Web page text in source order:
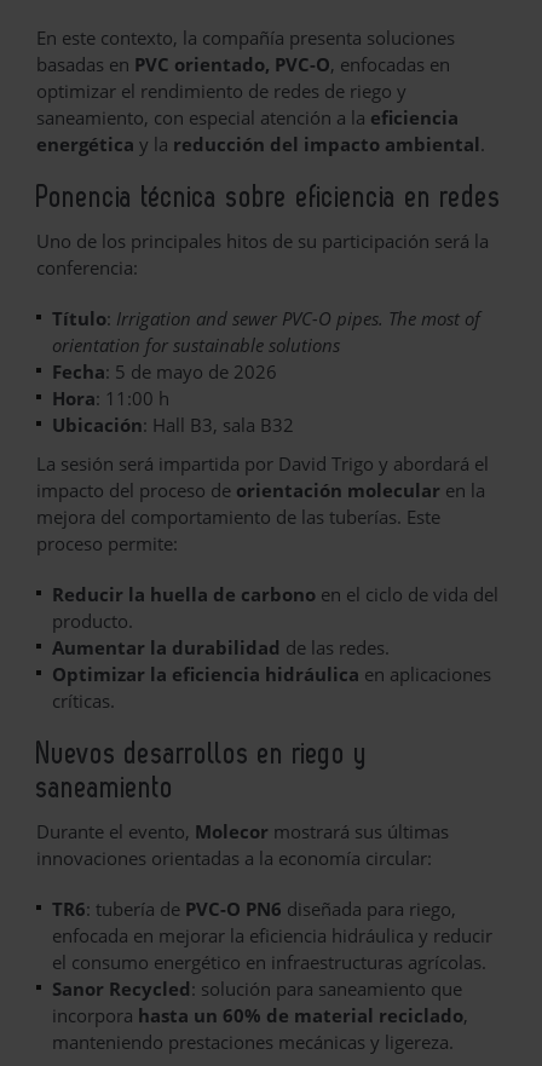
En este contexto, la compañía presenta soluciones
basadas en PVC orientado, PVC-O, enfocadas en
optimizar el rendimiento de redes de riego y
saneamiento, con especial atención a la eficiencia
energética y la reducción del impacto ambiental.
Ponencia técnica sobre eficiencia en redes
Uno de los principales hitos de su participación será la
conferencia:
Título: Irrigation and sewer PVC-O pipes. The most of
orientation for sustainable solutions
Fecha: 5 de mayo de 2026
Hora: 11:00 h
Ubicación: Hall B3, sala B32
La sesión será impartida por David Trigo y abordará el
impacto del proceso de orientación molecular en la
mejora del comportamiento de las tuberías. Este
proceso permite:
Reducir la huella de carbono en el ciclo de vida del
producto.
Aumentar la durabilidad de las redes.
Optimizar la eficiencia hidráulica en aplicaciones
críticas.
Nuevos desarrollos en riego y
saneamiento
Durante el evento, Molecor mostrará sus últimas
innovaciones orientadas a la economía circular:
TR6: tubería de PVC-O PN6 diseñada para riego,
enfocada en mejorar la eficiencia hidráulica y reducir
el consumo energético en infraestructuras agrícolas.
Sanor Recycled: solución para saneamiento que
incorpora hasta un 60% de material reciclado,
manteniendo prestaciones mecánicas y ligereza.